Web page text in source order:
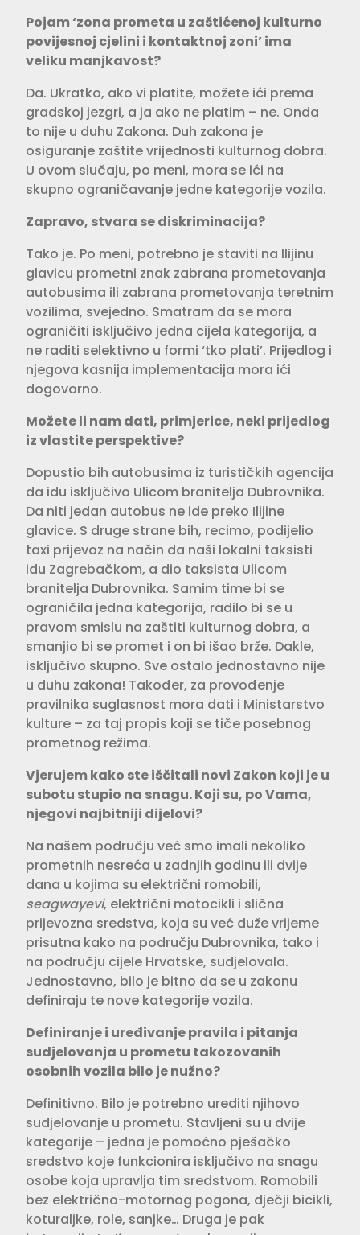
Pojam ‘zona prometa u zaštićenoj kulturno
povijesnoj cjelini i kontak­tnoj zoni’ ima
veliku manjkavost?
Da. Ukratko, ako vi platite, možete ići prema
gradskoj jezgri, a ja ako ne pla­tim – ne. Onda
to nije u duhu Zakona. Duh zakona je
osiguranje zaštite vrijed­nosti kulturnog dobra.
U ovom slučaju, po meni, mora se ići na
skupno ograni­čavanje jedne kategorije vozila.
Zapravo, stvara se diskriminacija?
Tako je. Po meni, potrebno je staviti na Ilijinu
glavicu prometni znak zabrana prometovanja
autobusima ili zabrana prometovanja teretnim
vozilima, sve­jedno. Smatram da se mora
ograničiti isključivo jedna cijela kategorija, a
ne raditi selektivno u formi ‘tko plati’. Pri­jedlog i
njegova kasnija implementacija mora ići
dogovorno.
Možete li nam dati, primjerice, neki prijedlog
iz vlastite perspektive?
Dopustio bih autobusima iz turističkih agencija
da idu isključivo Ulicom bra­nitelja Dubrovnika.
Da niti jedan auto­bus ne ide preko Ilijine
glavice. S druge strane bih, recimo, podijelio
taxi pri­jevoz na način da naši lokalni taksisti
idu Zagrebačkom, a dio taksista Ulicom
branitelja Dubrovnika. Samim time bi se
ograničila jedna kategorija, radilo bi se u
pravom smislu na zaštiti kulturnog dobra, a
smanjio bi se promet i on bi išao brže. Dakle,
isključivo skupno. Sve ostalo jednostavno nije
u duhu zakona! Također, za provođenje
pravilnika suglasnost mora dati i Ministarstvo
kul­ture – za taj propis koji se tiče posebnog
prometnog režima.
Vjerujem kako ste iščitali novi Zakon koji je u
subotu stupio na snagu. Koji su, po Vama,
njegovi najbitniji dijelovi?
Na našem području već smo imali nekoliko
prometnih nesreća u zadnjih godinu ili dvije
dana u kojima su elek­trični romobili,
seagwayevi, električni motocikli i slična
prijevozna sred­stva, koja su već duže vrijeme
prisutna kako na području Dubrovnika, tako i
na području cijele Hrvatske, sudjelo­vala.
Jednostavno, bilo je bitno da se u zakonu
definiraju te nove kategorije vozila.
Definiranje i uređivanje pravila i pitanja
sudjelovanja u prometu takozovanih
osobnih vozila bilo je nužno?
Definitivno. Bilo je potrebno urediti njihovo
sudjelovanje u prometu. Stav­ljeni su u dvije
kategorije – jedna je pomoćno pješačko
sredstvo koje funk­cionira isključivo na snagu
osobe koja upravlja tim sredstvom. Romobili
bez električno-motornog pogona, dječji bicikli,
koturaljke, role, sanjke… Druga je pak